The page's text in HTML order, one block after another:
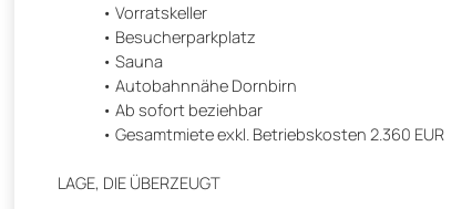
Vorratskeller
Besucherparkplatz
Sauna
Autobahnnähe Dornbirn
Ab sofort beziehbar
Gesamtmiete exkl. Betriebskosten 2.360 EUR
LAGE, DIE ÜBERZEUGT